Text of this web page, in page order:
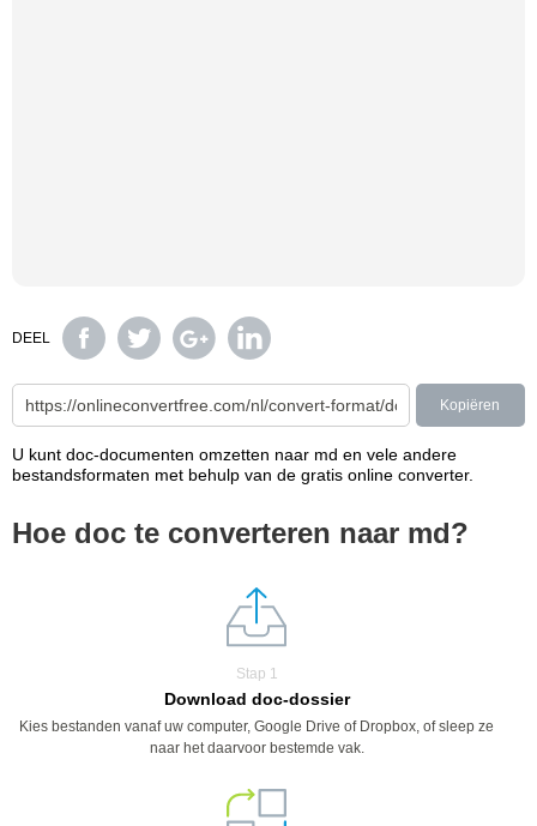
DEEL
Kopiëren
U kunt doc-documenten omzetten naar md en vele andere
bestandsformaten met behulp van de gratis online converter.
Hoe doc te converteren naar md?
Stap 1
Download doc-dossier
Kies bestanden vanaf uw computer, Google Drive of Dropbox, of sleep ze
naar het daarvoor bestemde vak.